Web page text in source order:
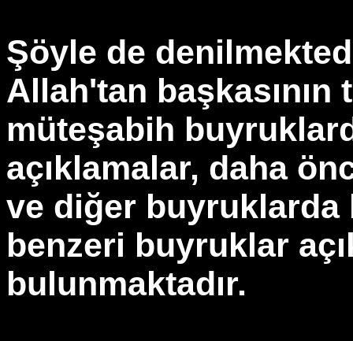
Şöyle de
Allah'tan
müteşabih
açıklamalar, daha
ve diğer buyruklarda
benzeri buyruklar
bulunmaktadır.